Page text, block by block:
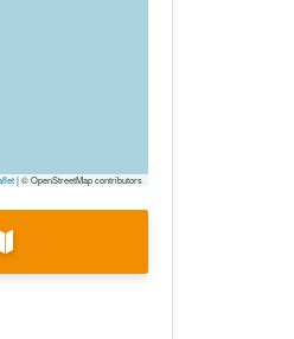
|© OpenStreetMap contributors